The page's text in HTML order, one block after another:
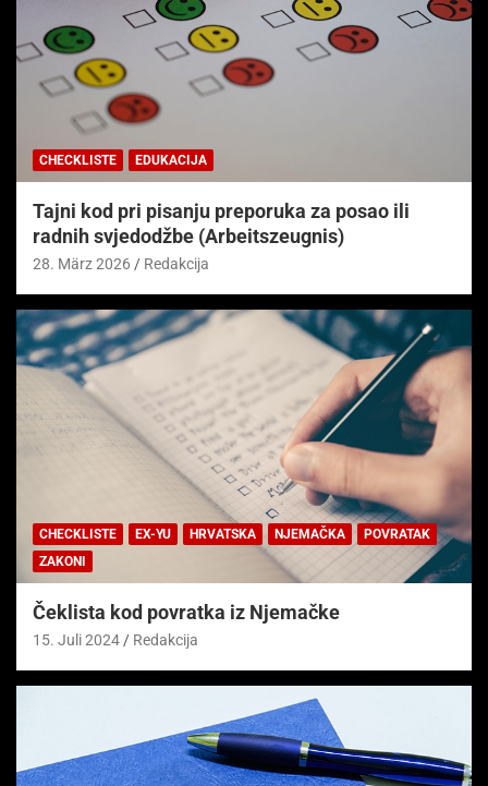
CHECKLISTE EDUKACIJA
Tajni kod pri pisanju preporuka za posao ili
radnih svjedodžbe (Arbeitszeugnis)
28. März 2026 Redakcija
CHECKLISTE EX-YU HRVATSKA NJEMAČKA
POVRATAK
ZAKONI
Čeklista kod povratka iz Njemačke
15. Juli 2024 Redakcija